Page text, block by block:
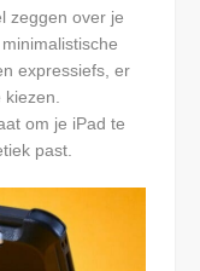
zeggen over je
expressiefs, er
om je iPad te
past.